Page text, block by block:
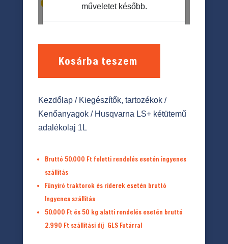
Kosárba teszem
Kezdőlap/ Kiegészítők, tartozékok/
Kenőanyagok/ Husqvarna LS+ kétütemű
adalékolaj 1L
Bruttó 50.000 Ft feletti rendelés esetén ingyenes
szállítás
Fűnyíró traktorok és riderek esetén bruttó
Ingyenes szállítás
50.000 Ft és 50 kg alatti rendelés esetén bruttó
2.990 Ft szállítási díj GLS Futárral